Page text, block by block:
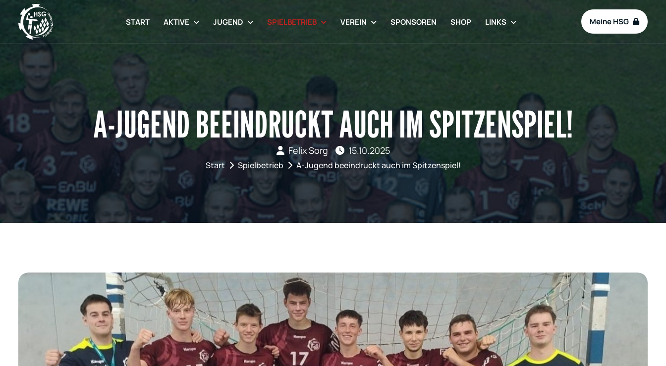
START AKTIVE JUGEND SPIELBETRIEB VEREIN SPONSOREN SHOP LINKS Meine HSG
A-JUGEND BEEINDRUCKT AUCH IM SPITZENSPIEL!
Felix Sorg 15.10.2025
Start Spielbetrieb A-Jugend beeindruckt auch im Spitzenspiel!